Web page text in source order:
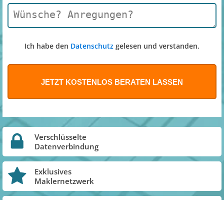
Ich habe den Datenschutz gelesen und verstanden.
Verschlüsselte
Datenverbindung
Exklusives
Maklernetzwerk